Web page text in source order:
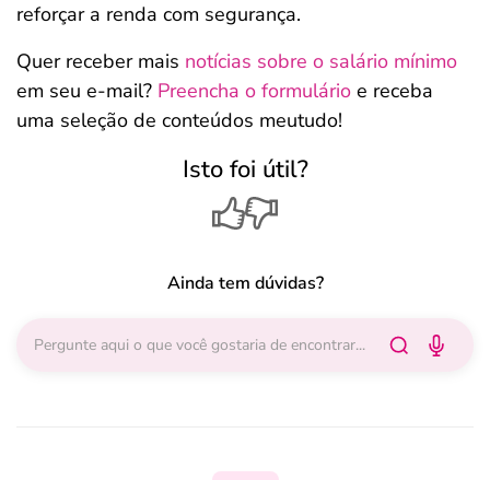
reforçar a renda com segurança.
Quer receber mais notícias sobre o salário mínimo
em seu e-mail? Preencha o formulário e receba
uma seleção de conteúdos meutudo!
Isto foi útil?
Ainda tem dúvidas?